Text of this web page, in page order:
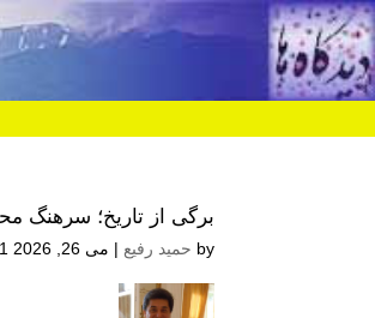
برگی از تاریخ؛ سرهنگ
by حمید رفیع | می 26, 2026 8:11 ب.ظ